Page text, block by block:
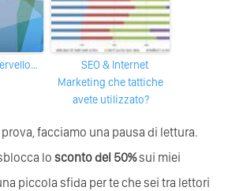
SEO & Internet
Marketing che tattiche
avete utilizzato?
facciamo una pausa di lettura.
lo sconto del 50%sui miei
piccola sfida per te che sei tra lettori